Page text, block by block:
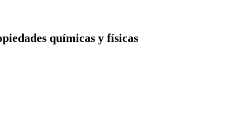
químicas y físicas